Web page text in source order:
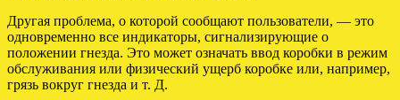
Другая проблема, о которой сообщают пользователи, — это
одновременно все индикаторы, сигнализирующие о
положении гнезда. Это может означать ввод коробки в режим
обслуживания или физический ущерб коробке или, например,
грязь вокруг гнезда и т. Д.